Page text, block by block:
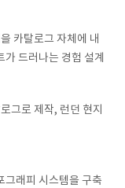
카탈로그 자체에 내
드러나는 경험 설계
그로 제작, 런던 현지
그래피 시스템을 구축